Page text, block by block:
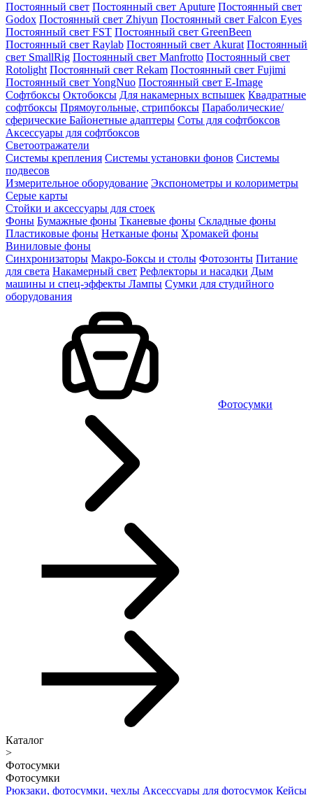
Постоянный свет Постоянный свет Aputure Постоянный свет
Godox Постоянный свет Zhiyun Постоянный свет Falcon Eyes
Постоянный свет FST Постоянный свет GreenBeen
Постоянный свет Raylab Постоянный свет Akurat Постоянный
свет SmallRig Постоянный свет Manfrotto Постоянный свет
Rotolight Постоянный свет Rekam Постоянный свет Fujimi
Постоянный свет YongNuo Постоянный свет E-Image
Софтбоксы Октобоксы Для накамерных вспышек Квадратные
софтбоксы Прямоугольные, стрипбоксы Параболические/
сферические Байонетныe адаптеры Соты для софтбоксов
Аксессуары для софтбоксов
Светоотражатели
Системы крепления Системы установки фонов Системы
подвесов
Измерительное оборудование Экспонометры и колориметры
Серые карты
Стойки и аксессуары для стоек
Фоны Бумажные фоны Тканевые фоны Складные фоны
Пластиковые фоны Нетканые фоны Хромакей фоны
Виниловые фоны
Синхронизаторы Макро-Боксы и столы Фотозонты Питание
для света Накамерный свет Рефлекторы и насадки Дым
машины и спец-эффекты Лампы Сумки для студийного
оборудования
Фотосумки
Каталог
>
Фотосумки
Фотосумки
Рюкзаки, фотосумки, чехлы Аксессуары для фотосумок Кейсы